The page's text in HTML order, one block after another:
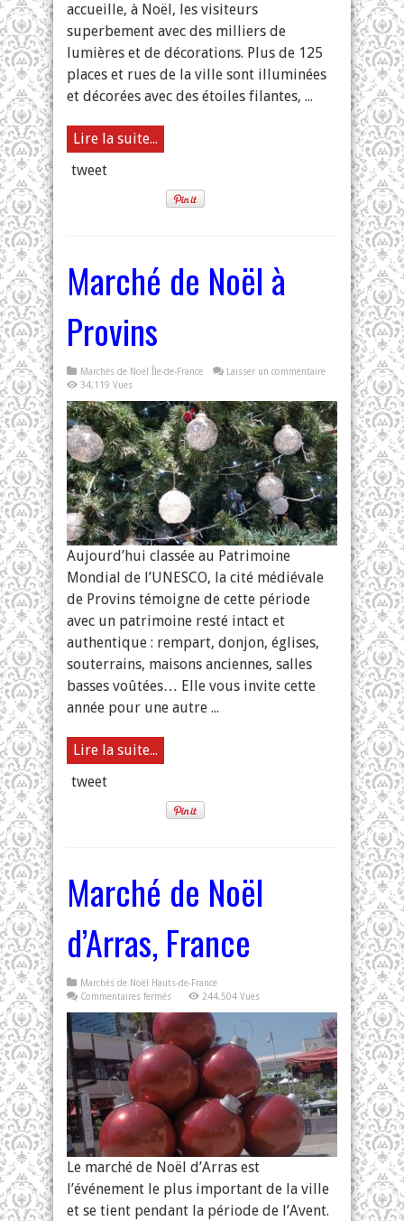
accueille, à Noël, les visiteurs
superbement avec des milliers de
lumières et de décorations. Plus de 125
places et rues de la ville sont illuminées
et décorées avec des étoiles filantes, ...
Lire la suite...
tweet
Marché de Noël à
Provins
Marchés de Noël Île-de-France
Laisser un commentaire
34,119 Vues
Aujourd’hui classée au Patrimoine
Mondial de l’UNESCO, la cité médiévale
de Provins témoigne de cette période
avec un patrimoine resté intact et
authentique : rempart, donjon, églises,
souterrains, maisons anciennes, salles
basses voûtées… Elle vous invite cette
année pour une autre ...
Lire la suite...
tweet
Marché de Noël
d’Arras, France
Marchés de Noël Hauts-de-France
Commentaires fermés
de
France
244,504 Vues
Le marché de Noël d’Arras est
l’événement le plus important de la ville
et se tient pendant la période de l’Avent.